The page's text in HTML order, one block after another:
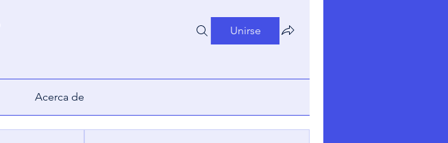
Unirse
Acerca de